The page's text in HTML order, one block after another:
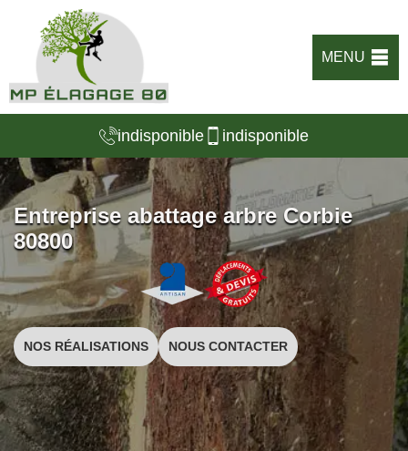
MENU
indisponible indisponible
Entreprise abattage arbre Corbie
80800
NOS RÉALISATIONS NOUS CONTACTER